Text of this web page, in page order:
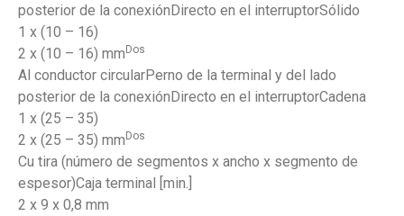
posterior de la conexiónDirecto en el interruptorSólido
1 x (10 – 16)
2 x (10 – 16) mmDos
Al conductor circularPerno de la terminal y del lado
posterior de la conexiónDirecto en el interruptorCadena
1 x (25 – 35)
2 x (25 – 35) mmDos
Cu tira (número de segmentos x ancho x segmento de
espesor)Caja terminal [min.]
2 x 9 x 0,8 mm